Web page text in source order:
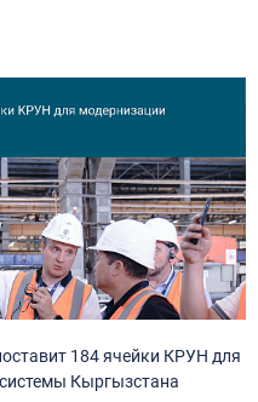
184 ячейки КРУН для
Кыргызстана